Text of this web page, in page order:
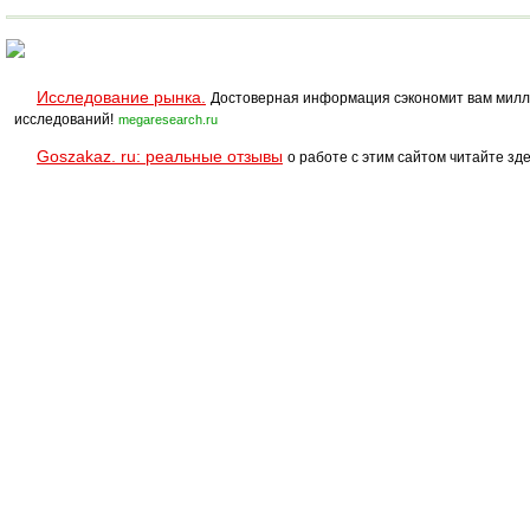
Исследование рынка.
Достоверная информация сэкономит вам
исследований! megaresearch.ru
Goszakaz. ru: реальные отзывы о работе с этим сайтом читайте